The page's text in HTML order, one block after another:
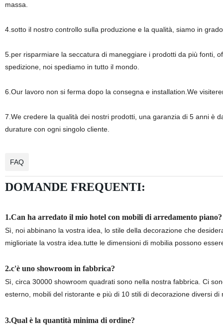
massa.
4.sotto il nostro controllo sulla produzione e la qualità, siamo in
5.per risparmiare la seccatura di maneggiare i prodotti da più fonti,
spedizione, noi spediamo in tutto il mondo.
6.Our lavoro non si ferma dopo la consegna e installation.We
7.We credere la qualità dei nostri prodotti, una garanzia di 5 anni è
durature con ogni singolo cliente.
FAQ
DOMANDE FREQUENTI:
1.Can ha arredato il mio hotel con mobili di arredamento piano?
Sì, noi abbinano la vostra idea, lo stile della decorazione che
miglioriate la vostra idea.tutte le dimensioni di mobilia possono
2.c'è uno showroom in fabbrica?
Sì, circa 30000 showroom quadrati sono nella nostra fabbrica. Ci
esterno, mobili del ristorante e più di 10 stili di decorazione diversi
3.Qual è la quantità minima di ordine?